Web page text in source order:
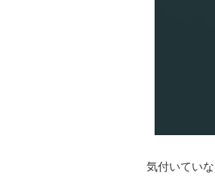
気付いてい